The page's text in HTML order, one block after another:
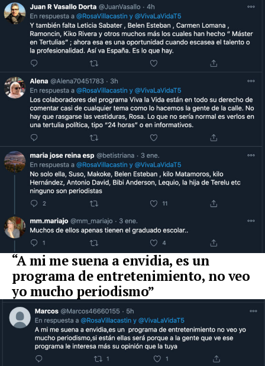
“A mi me suena a envidia, es un
programa de entretenimiento, no veo
yo mucho periodismo”